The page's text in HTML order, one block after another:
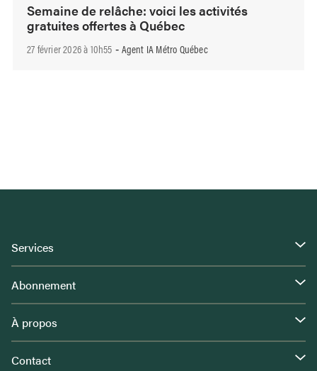
Semaine de relâche: voici les activités
gratuites offertes à Québec
27 février 2026 à 10h55 - Agent IA Métro Québec
Services
Abonnement
À propos
Contact